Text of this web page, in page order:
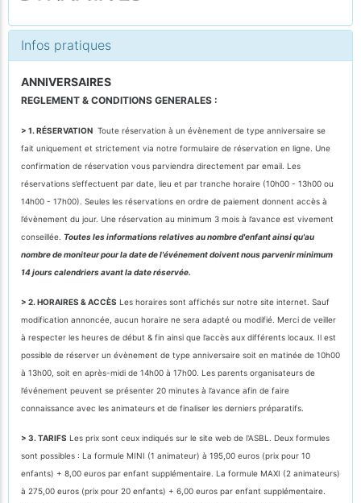
Infos pratiques
ANNIVERSAIRES
REGLEMENT & CONDITIONS GENERALES :
> 1. RÉSERVATION Toute réservation à un évènement de type anniversaire se
fait uniquement et strictement via notre formulaire de réservation en ligne. Une
confirmation de réservation vous parviendra directement par email. Les
réservations s’effectuent par date, lieu et par tranche horaire (10h00 - 13h00 ou
14h00 - 17h00). Seules les réservations en ordre de paiement donnent accès à
l’évènement du jour. Une réservation au minimum 3 mois à l’avance est vivement
conseillée. Toutes les informations relatives au nombre d'enfant ainsi qu'au
nombre de moniteur pour la date de l'événement doivent nous parvenir minimum
14 jours calendriers avant la date réservée.
> 2. HORAIRES & ACCÈS Les horaires sont affichés sur notre site internet. Sauf
modification annoncée, aucun horaire ne sera adapté ou modifié. Merci de veiller
à respecter les heures de début & fin ainsi que l’accès aux différents locaux. Il est
possible de réserver un évènement de type anniversaire soit en matinée de 10h00
à 13h00, soit en après-midi de 14h00 à 17h00. Les parents organisateurs de
l’événement peuvent se présenter 20 minutes à l’avance afin de faire
connaissance avec les animateurs et de finaliser les derniers préparatifs.
> 3. TARIFS Les prix sont ceux indiqués sur le site web de l'ASBL. Deux formules
sont possibles : La formule MINI (1 animateur) à 195,00 euros (prix pour 10
enfants) + 8,00 euros par enfant supplémentaire. La formule MAXI (2 animateurs)
à 275,00 euros (prix pour 20 enfants) + 6,00 euros par enfant supplémentaire.